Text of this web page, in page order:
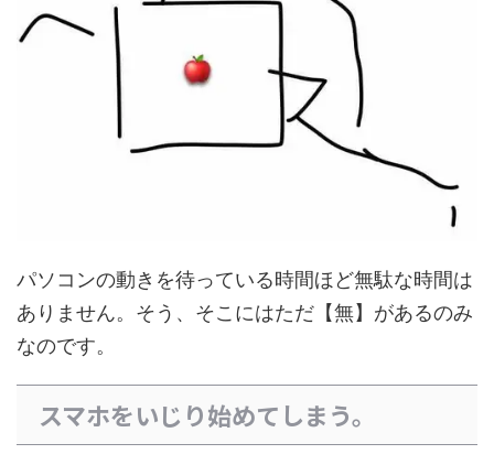
パソコンの動きを待っている時間ほど無駄な時間は
ありません。そう、そこにはただ【無】があるのみ
なのです。
スマホをいじり始めてしまう。